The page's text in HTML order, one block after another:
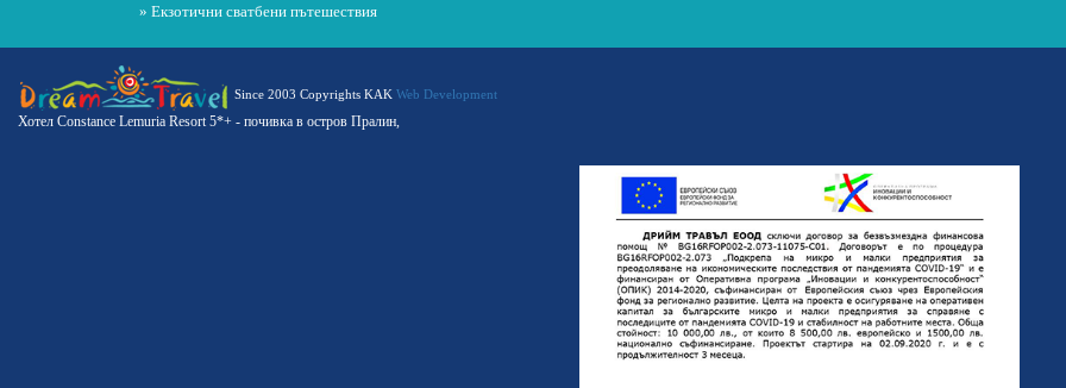
» Екзотични сватбени пътешествия
Since 2003 Copyrights KAK Web Development
Хотел Constance Lemuria Resort 5*+ - почивка в остров Пралин,